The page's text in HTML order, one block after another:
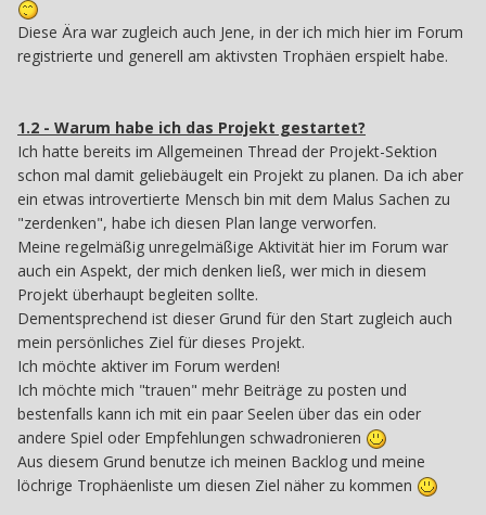
Diese Ära war zugleich auch Jene, in der ich mich hier im Forum
registrierte und generell am aktivsten Trophäen erspielt habe.
1.2 - Warum habe ich das Projekt gestartet?
Ich hatte bereits im Allgemeinen Thread der Projekt-Sektion
schon mal damit geliebäugelt ein Projekt zu planen. Da ich aber
ein etwas introvertierte Mensch bin mit dem Malus Sachen zu
"zerdenken", habe ich diesen Plan lange verworfen.
Meine regelmäßig unregelmäßige Aktivität hier im Forum war
auch ein Aspekt, der mich denken ließ, wer mich in diesem
Projekt überhaupt begleiten sollte.
Dementsprechend ist dieser Grund für den Start zugleich auch
mein persönliches Ziel für dieses Projekt.
Ich möchte aktiver im Forum werden!
Ich möchte mich "trauen" mehr Beiträge zu posten und
bestenfalls kann ich mit ein paar Seelen über das ein oder
andere Spiel oder Empfehlungen schwadronieren
Aus diesem Grund benutze ich meinen Backlog und meine
löchrige Trophäenliste um diesen Ziel näher zu kommen